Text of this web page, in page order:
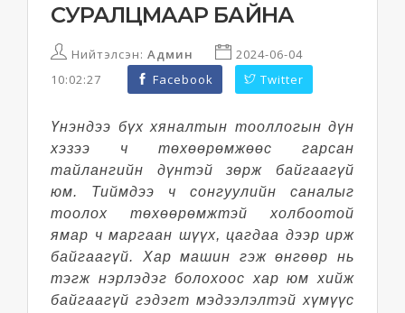
СУРАЛЦМААР БАЙНА
Нийтэлсэн: Админ
2024-06-04
10:02:27
Facebook Twitter
Үнэндээ бүх хяналтын тооллогын дүн
хэзээ ч төхөөрөмжөөс гарсан
тайлангийн дүнтэй зөрж байгаагүй
юм. Тиймдээ ч сонгуулийн саналыг
тоолох төхөөрөмжтэй холбоотой
ямар ч маргаан шүүх, цагдаа дээр ирж
байгаагүй. Хар машин гэж өнгөөр нь
тэгж нэрлэдэг болохоос хар юм хийж
байгаагүй гэдэгт мэдээлэлтэй хүмүүс